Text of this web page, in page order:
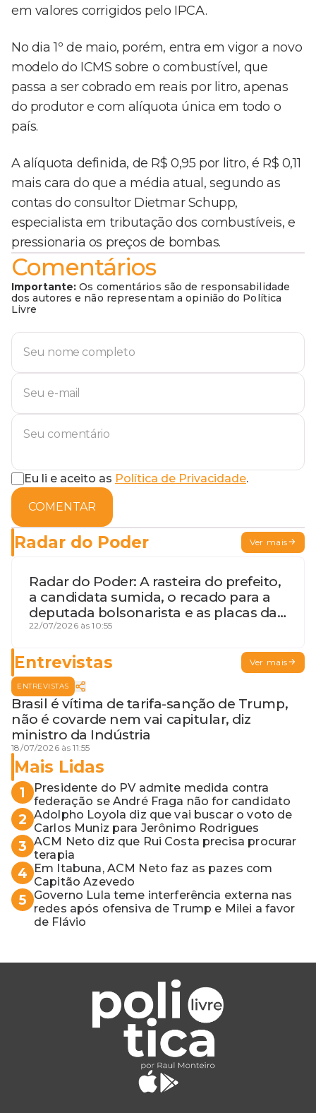
em valores corrigidos pelo IPCA.
No dia 1º de maio, porém, entra em vigor a novo
modelo do ICMS sobre o combustível, que
passa a ser cobrado em reais por litro, apenas
do produtor e com alíquota única em todo o
país.
A alíquota definida, de R$ 0,95 por litro, é R$ 0,11
mais cara do que a média atual, segundo as
contas do consultor Dietmar Schupp,
especialista em tributação dos combustíveis, e
pressionaria os preços de bombas.
Comentários
Importante: Os comentários são de responsabilidade
dos autores e não representam a opinião do Política
Livre
Eu li e aceito as Política de Privacidade.
COMENTAR
Radar do Poder Ver mais
Radar do Poder: A rasteira do prefeito,
a candidata sumida, o recado para a
deputada bolsonarista e as placas da
discórdia
22/07/2026 às 10:55
Entrevistas Ver mais
ENTREVISTAS
Brasil é vítima de tarifa-sanção de Trump,
não é covarde nem vai capitular, diz
ministro da Indústria
18/07/2026 às 11:55
Mais Lidas
1
Presidente do PV admite medida contra
federação se André Fraga não for candidato
2 Adolpho Loyola diz que vai buscar o voto de
Carlos Muniz para Jerônimo Rodrigues
3 ACM Neto diz que Rui Costa precisa procurar
terapia
4
Em Itabuna, ACM Neto faz as pazes com
Capitão Azevedo
5
Governo Lula teme interferência externa nas
redes após ofensiva de Trump e Milei a favor
de Flávio